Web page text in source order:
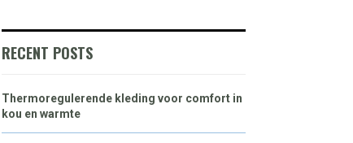
RECENT POSTS
Thermoregulerende kleding voor comfort in
kou en warmte